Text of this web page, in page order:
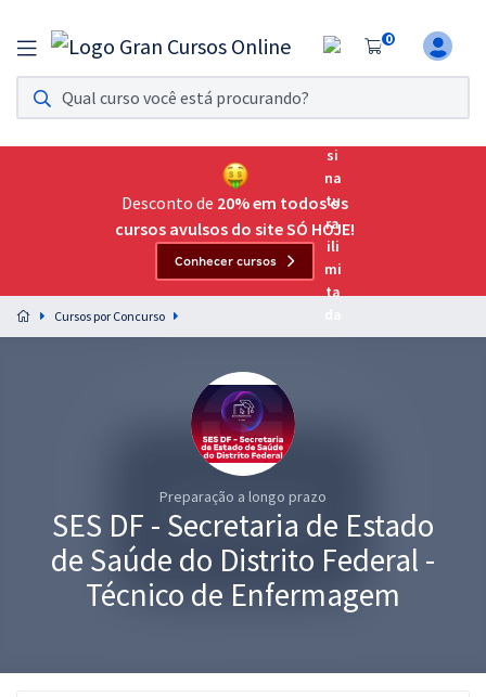
0
Assinatura Ilimitada 11
Acesso a todos os cursos. Teste grátis por 7 dias!
Assinatura OAB Até Passar
Acesso ilimitado a toda preparação para o Exame da
Preparação completa e intensiva para as principais
residências em saúde do Brasil
Graduação
Desconto de 20% em todos os
cursos avulsos do site SÓ HOJE!
Conhecer cursos
Cursos por Concurso
Preparação a longo prazo
SES DF - Secretaria de Estado
de Saúde do Distrito Federal -
Técnico de Enfermagem